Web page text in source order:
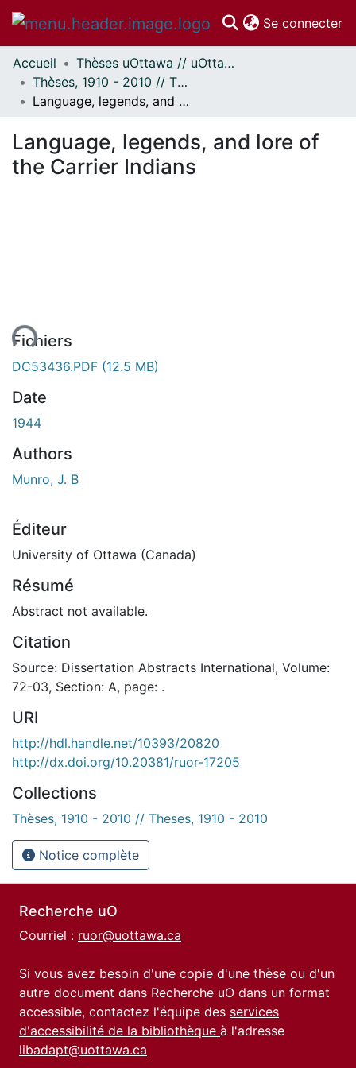
Se connecter
Communautés
et collections
Parcourir
À propos
Accueil
Thèses uOttawa // uOttawa Theses
Thèses, 1910 - 2010 // Theses, 1910 - 2010
Language, legends, and lore of the Carrier Indians
Language, legends, and lore of
the Carrier Indians
Fichiers
DC53436.PDF (12.5 MB)
Date
1944
Authors
Munro, J. B
Éditeur
University of Ottawa (Canada)
Résumé
Abstract not available.
Citation
Source: Dissertation Abstracts International, Volume:
72-03, Section: A, page: .
URI
http://hdl.handle.net/10393/20820
http://dx.doi.org/10.20381/ruor-17205
Collections
Thèses, 1910 - 2010 // Theses, 1910 - 2010
Notice complète
Recherche uO
Courriel : ruor@uottawa.ca
Si vous avez besoin d'une copie d'une thèse ou d'un
autre document dans Recherche uO dans un format
accessible, contactez l'équipe des services
d'accessibilité de la bibliothèque à l'adresse
libadapt@uottawa.ca